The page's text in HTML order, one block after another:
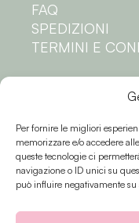
Per fornire le migliori
memorizzare e/o accedere
queste tecnologie ci
navigazione o ID unici su
può influire negativamente
FAQ
SPEDIZIONI
TERMINI E
PRIVACY
COOKIE POLICY
Seguici